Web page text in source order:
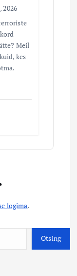
2026
Meil
kes
logima.
Otsing